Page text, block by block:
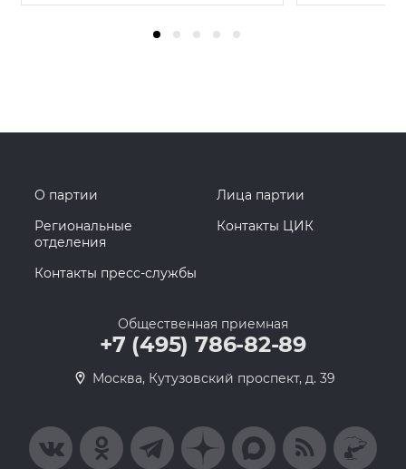
О партии
Лица партии
Региональные
отделения
Контакты ЦИК
Контакты пресс-службы
Общественная приемная
+7 (495) 786-82-89
Москва, Кутузовский проспект, д. 39